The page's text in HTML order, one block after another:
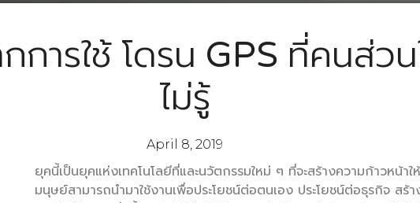
กการใช้ โดรน GPS ที่คนส่
ไม่รู้
April 8, 2019
ยุคนี้เป็นยุคแห่งเทคโนโลยีที่และนวัตกรรมใหม่ ๆ ที่จะสร้างความก้าวหน้า
มนุษย์สามารถนำมาใช้งานเพื่อประโยชน์ต่อตนเอง ประโยชน์ต่อธุรกิจ สร้